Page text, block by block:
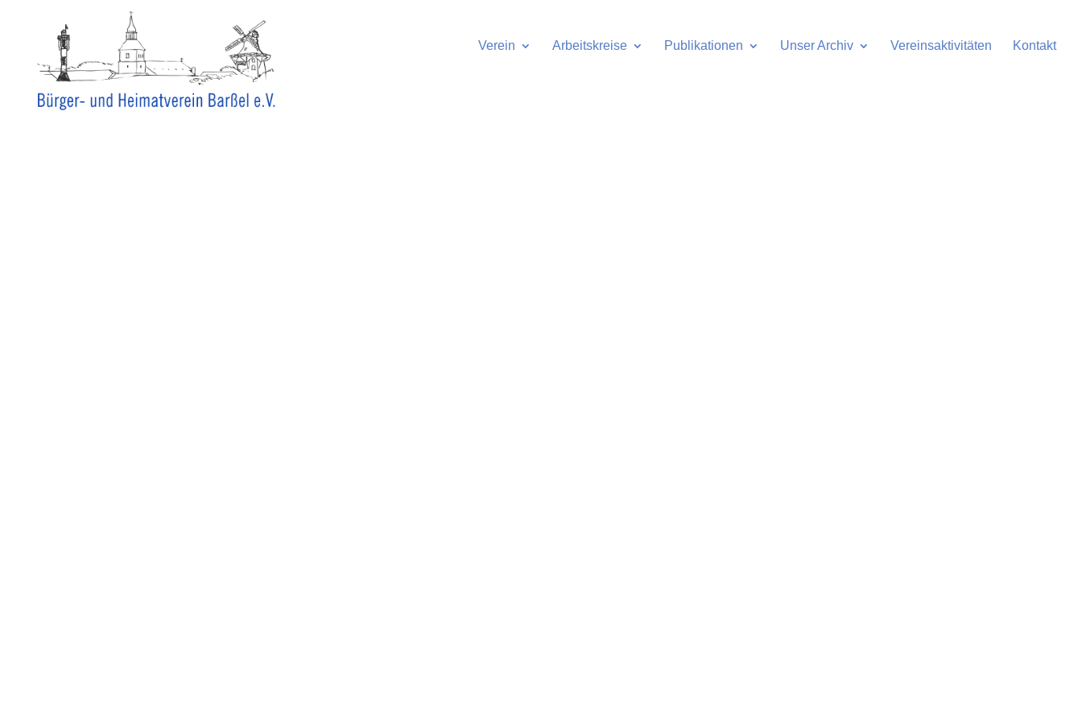
Verein Arbeitskreise Publikationen Unser Archiv Vereinsaktivitäten Kontakt